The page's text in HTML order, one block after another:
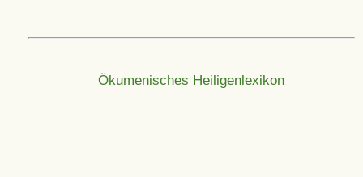
Ökumenisches Heiligenlexikon